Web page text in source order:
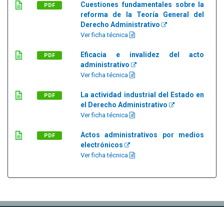
PDF
Cuestiones fundamentales sobre la
reforma de la Teoría General del
Derecho Administrativo
Ver ficha técnica
PDF
Eficacia e invalidez del acto
administrativo
Ver ficha técnica
PDF
La actividad industrial del Estado en
el Derecho Administrativo
Ver ficha técnica
PDF
Actos administrativos por medios
electrónicos
Ver ficha técnica